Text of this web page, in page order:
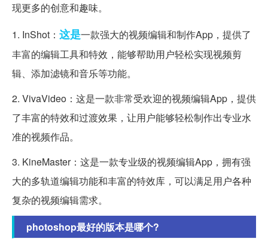
现更多的创意和趣味。
1. InShot： 这是一款强大的视频编辑和制作App，提供了
丰富的编辑工具和特效，能够帮助用户轻松实现视频剪
辑、添加滤镜和音乐等功能。
2. VivaVideo：这是一款非常受欢迎的视频编辑App，提供
了丰富的特效和过渡效果，让用户能够轻松制作出专业水
准的视频作品。
3. KineMaster：这是一款专业级的视频编辑App，拥有强
大的多轨道编辑功能和丰富的特效库，可以满足用户各种
复杂的视频编辑需求。
photoshop最好的版本是哪个?